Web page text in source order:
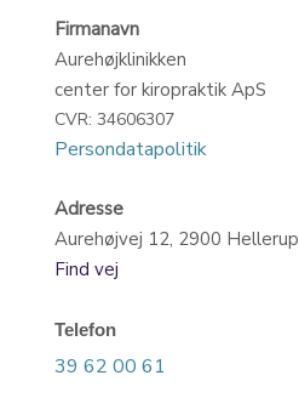
Firmanavn
​Aurehøjklinikken
​center for kiropraktik ApS
CVR: 34606307
Persondatapolitik​
Adresse
​Aurehøjvej 12, 2900 Hellerup
Find vej
Telefon
39 62 00 61